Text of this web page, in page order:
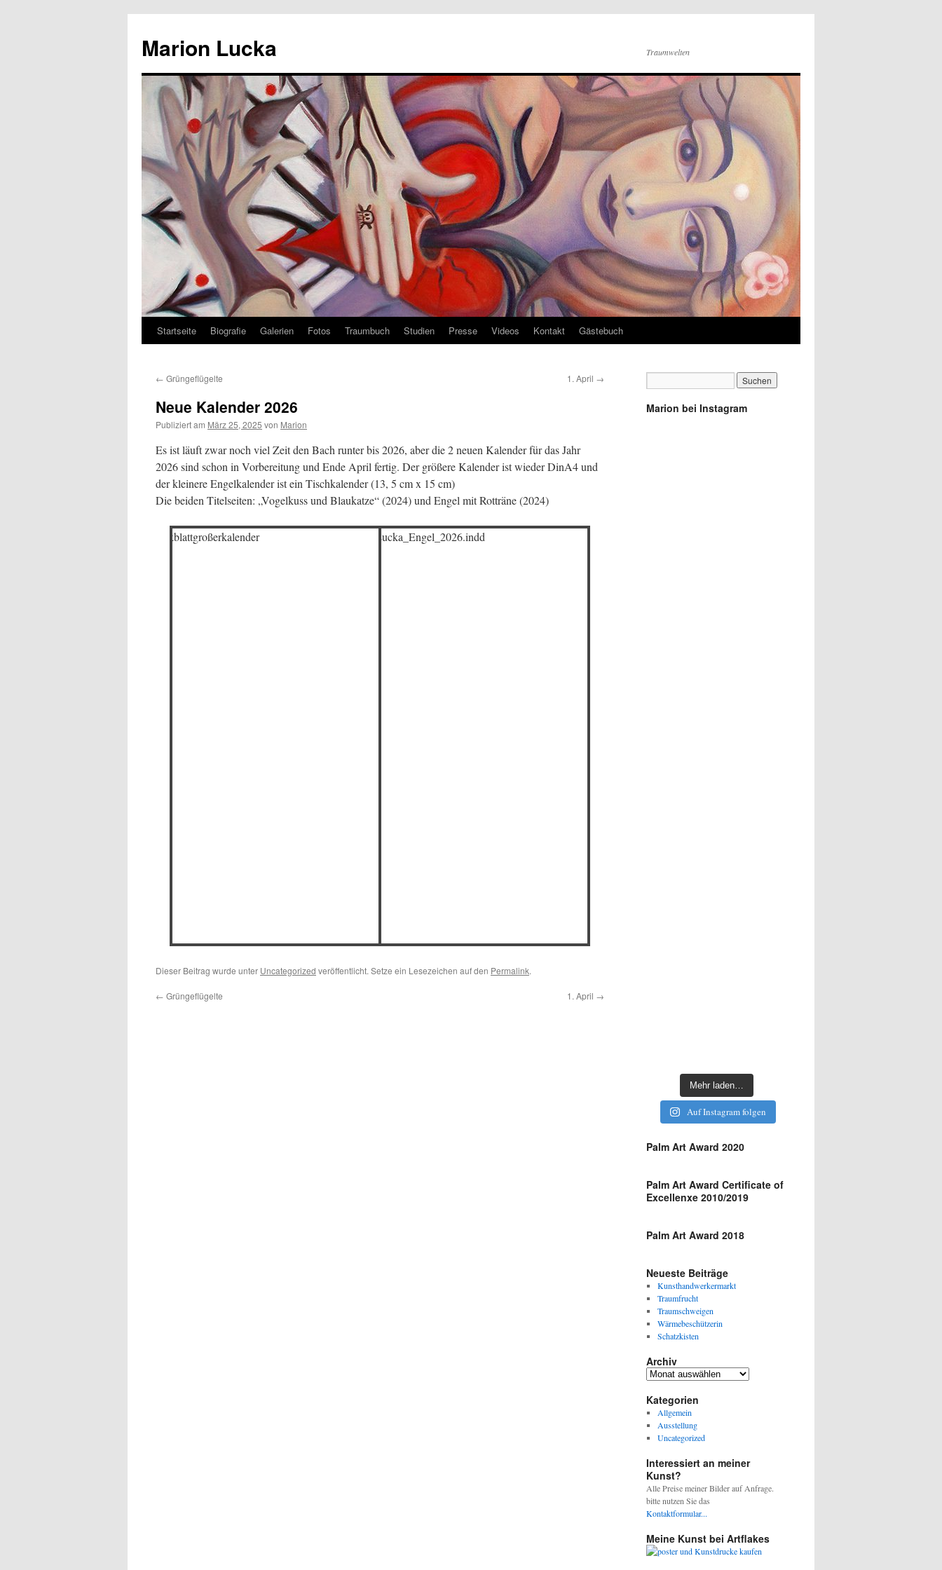
Marion Lucka Traumwelten
Zum
springen
Startseite Biografie Galerien Fotos Traumbuch Studien Presse Videos Kontakt Gästebuch
← Grüngeflügelte 1. April →
Neue Kalender 2026
Publiziert am März 25, 2025 von Marion
Es ist läuft zwar noch viel Zeit den Bach runter bis 2026, aber die 2 neuen Kalender für das Jahr
2026 sind schon in Vorbereitung und Ende April fertig. Der größere Kalender ist wieder DinA4 und
der kleinere Engelkalender ist ein Tischkalender (13, 5 cm x 15 cm)
Die beiden Titelseiten: „Vogelkuss und Blaukatze“ (2024) und Engel mit Rotträne (2024)
Dieser Beitrag wurde unter Uncategorized veröffentlicht. Setze ein Lesezeichen auf den Permalink.
← Grüngeflügelte 1. April →
Marion bei Instagram
Mehr laden…
Auf Instagram folgen
Palm Art Award 2020
Palm Art Award Certificate of
Excellenxe 2010/2019
Palm Art Award 2018
Neueste Beiträge
Kunsthandwerkermarkt
Traumfrucht
Traumschweigen
Wärmebeschützerin
Schatzkisten
Archiv
Archiv
Kategorien
Allgemein
Ausstellung
Uncategorized
Interessiert an meiner
Kunst?
Alle Preise meiner Bilder auf Anfrage.
bitte nutzen Sie das
Kontaktformular...
Meine Kunst bei Artflakes